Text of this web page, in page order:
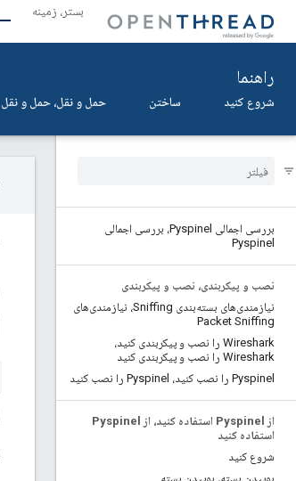
بستر، زمینه
راهنما
شروع کنید ساختن حمل و نقل، حمل و نقل
بررسی اجمالی Pyspinel، بررسی اجمالی
Pyspinel
نصب و پیکربندی، نصب و پیکربندی
نیازمندی‌های بسته‌بندی Sniffing، نیازمندی‌های
Packet Sniffing
Wireshark را نصب و پیکربندی کنید،
Wireshark را نصب و پیکربندی کنید
Pyspinel را نصب کنید، Pyspinel را نصب کنید
از Pyspinel استفاده کنید، از Pyspinel
استفاده کنید
شروع کنید
بوییدن بسته، بوییدن بسته